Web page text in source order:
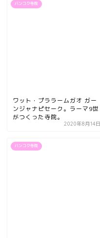
バンコク寺院
ワット・プララームガオ ガー
ンジャナピセーク。ラーマ9世
がつくった寺院。
2020年8月14日
バンコク寺院